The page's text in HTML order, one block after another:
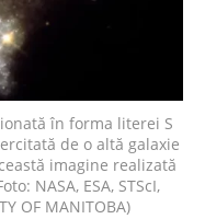
în forma literei S
de o altă galaxie
imagine realizată
NASA, ESA, STScI,
OF MANITOBA)